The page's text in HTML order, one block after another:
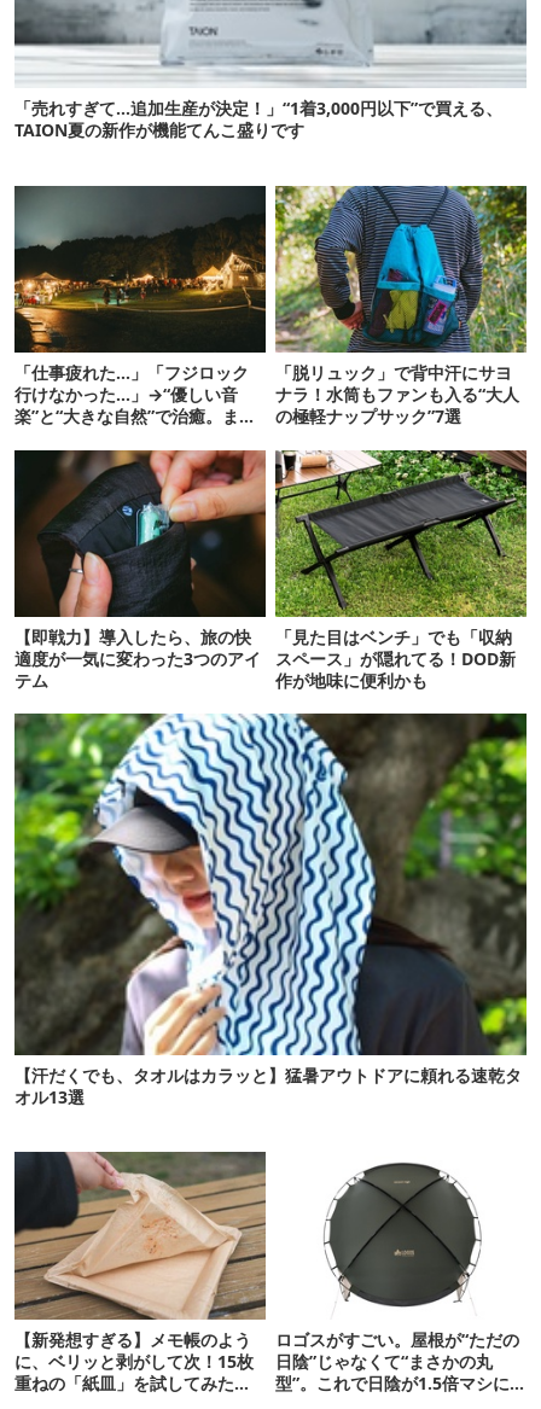
「売れすぎて…追加生産が決定！」“1着3,000円以下”で買える、
TAION夏の新作が機能てんこ盛りです
「仕事疲れた…」「フジロック
行けなかった…」→“優しい音
楽”と“大きな自然”で治癒。まだ
「脱リュック」で背中汗にサヨ
ナラ！水筒もファンも入る“大人
の極軽ナップサック”7選
【即戦力】導入したら、旅の快
適度が一気に変わった3つのアイ
テム
「見た目はベンチ」でも「収納
スペース」が隠れてる！DOD新
作が地味に便利かも
【汗だくでも、タオルはカラッと】猛暑アウトドアに頼れる速乾タ
オル13選
【新発想すぎる】メモ帳のよう
に、ベリッと剥がして次！15枚
重ねの「紙皿」を試してみた
ロゴスがすごい。屋根が“ただの
日陰”じゃなくて“まさかの丸
型”。これで日陰が1.5倍マシに